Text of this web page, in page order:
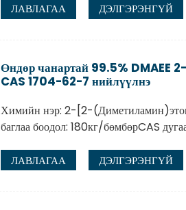
ЛАВЛАГАА ДЭЛГЭРЭНГҮЙ
Өндөр чанартай 99.5% DMAEE
CAS 1704-62-7 нийлүүлнэ
Химийн нэр: 2-[2-
баглаа боодол: 180кг/бөмбөрCAS
ЛАВЛАГАА ДЭЛГЭРЭНГҮЙ